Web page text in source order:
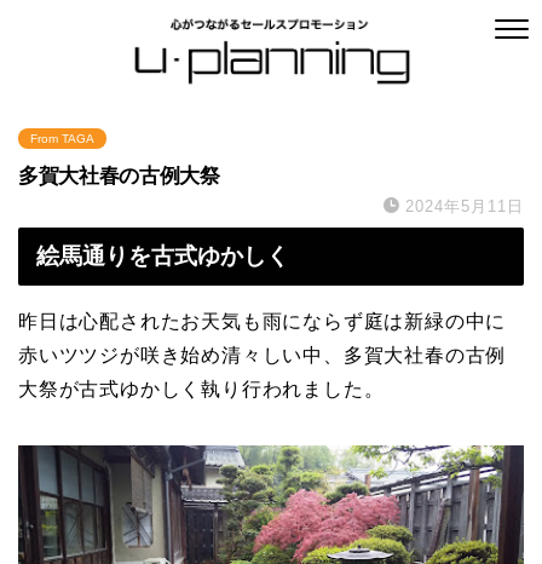
From TAGA
多賀大社春の古例大祭
2024年5月11日
絵馬通りを古式ゆかしく
昨日は心配されたお天気も雨にならず庭は新緑の中に
赤いツツジが咲き始め清々しい中、多賀大社春の古例
大祭が古式ゆかしく執り行われました。